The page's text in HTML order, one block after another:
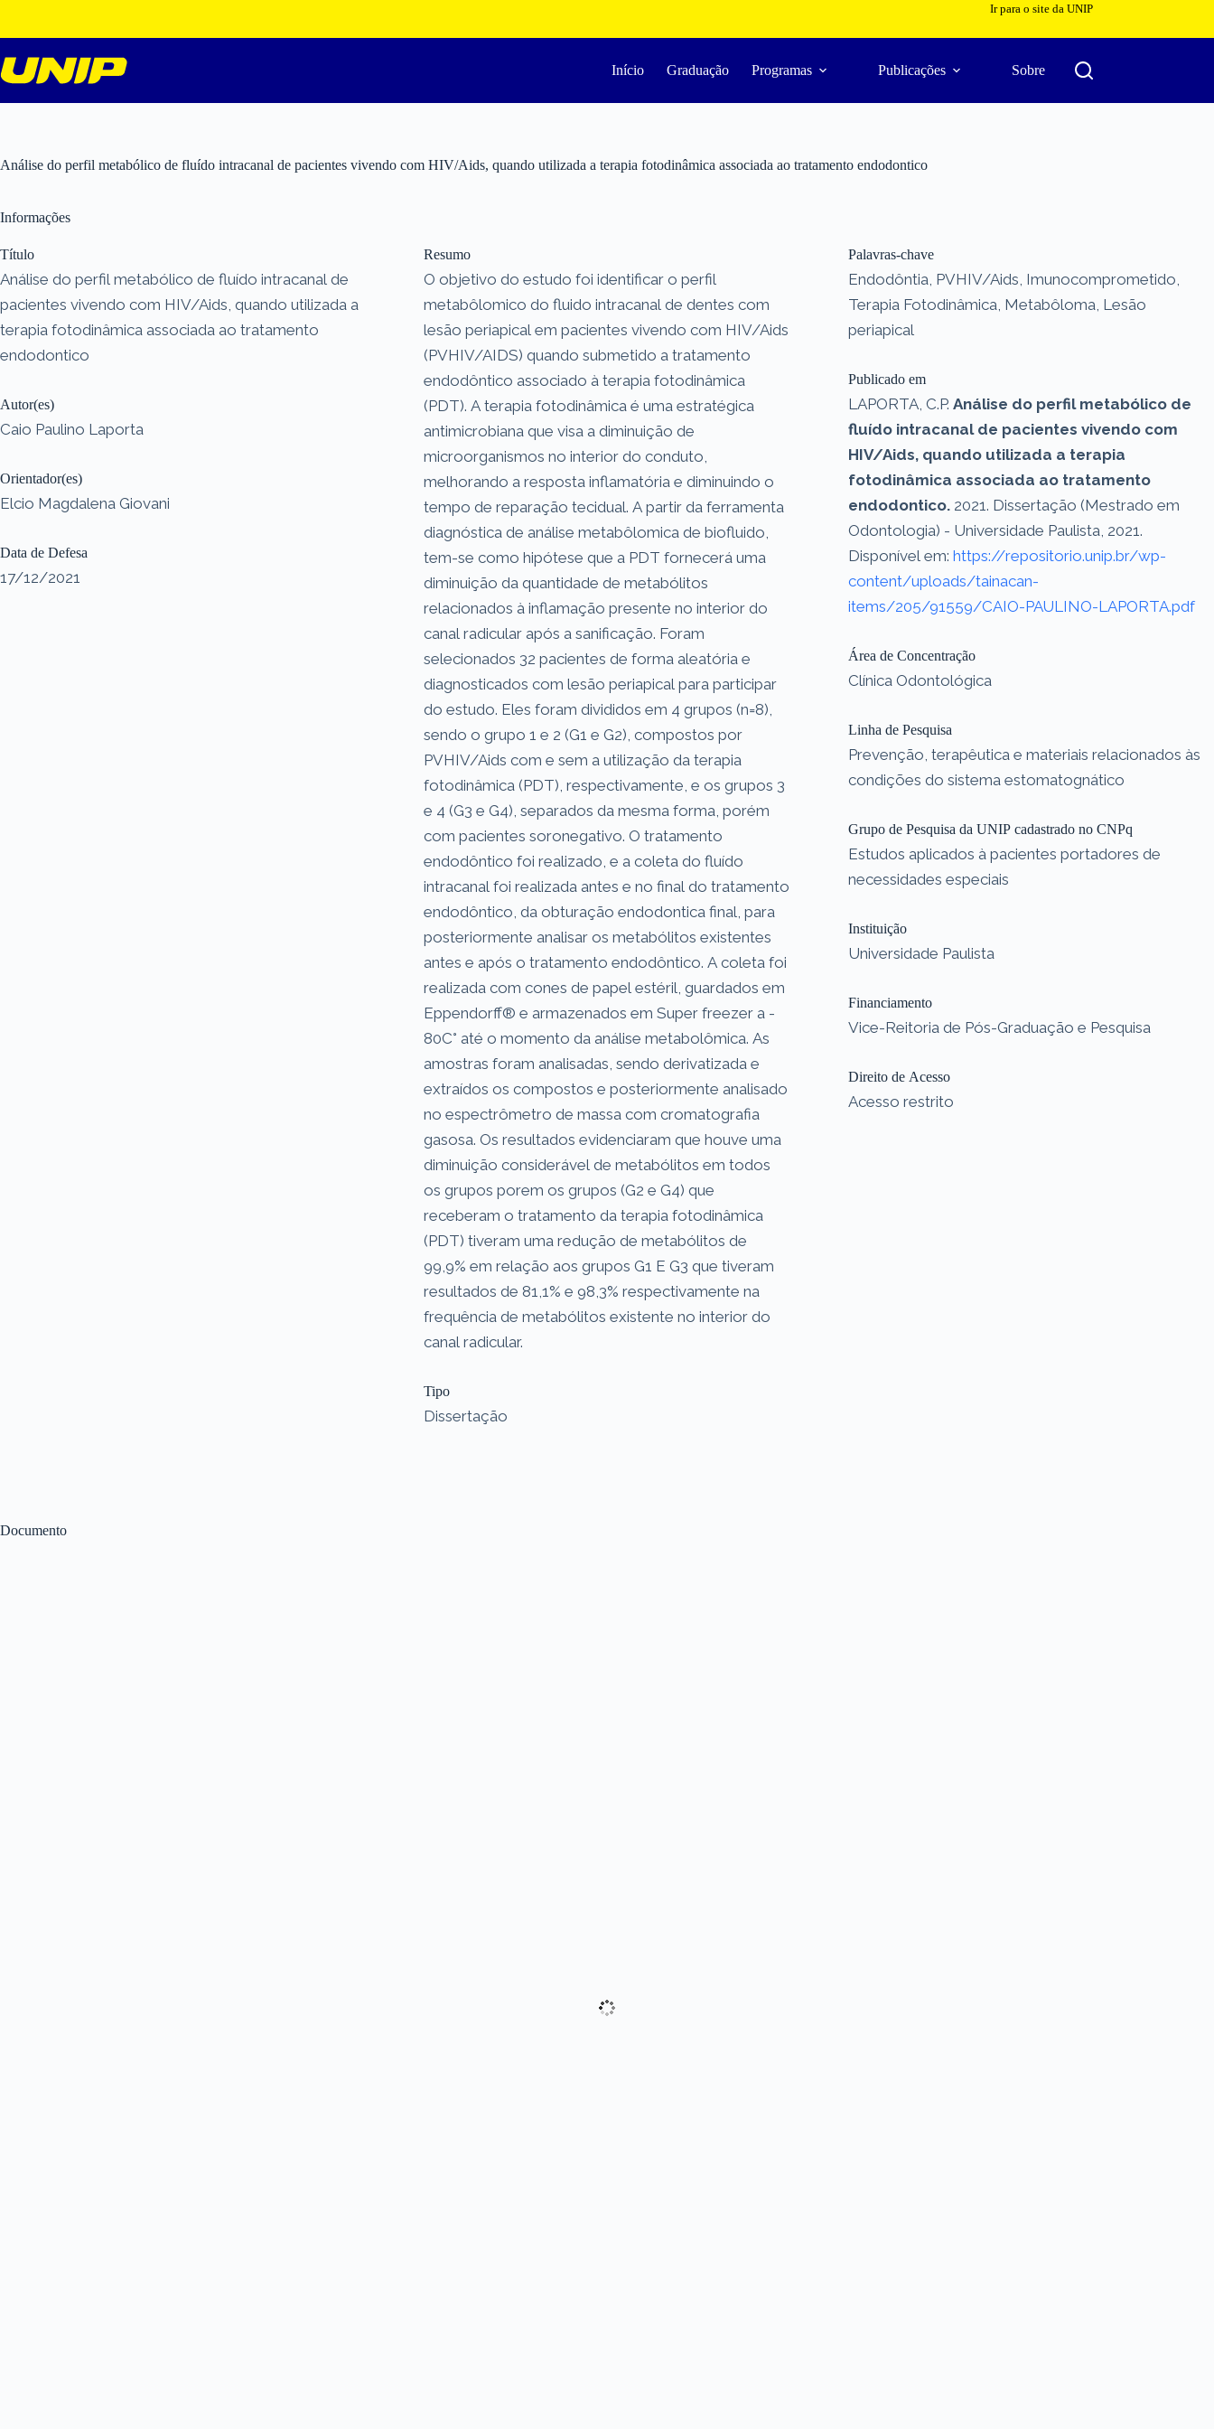
o
conteúdo
Ir para o site da UNIP
Início Graduação Programas Publicações Sobre
Análise do perfil metabólico de fluído intracanal de pacientes vivendo com HIV/Aids, quando utilizada a terapia fotodinâmica associada ao tratamento endodontico
Documento
Informações
Título
Análise do perfil metabólico de fluído intracanal de
pacientes vivendo com HIV/Aids, quando utilizada a
terapia fotodinâmica associada ao tratamento
endodontico
Autor(es)
Caio Paulino Laporta
Orientador(es)
Elcio Magdalena Giovani
Data de Defesa
17/12/2021
Resumo
O objetivo do estudo foi identificar o perfil
metabôlomico do fluido intracanal de dentes com
lesão periapical em pacientes vivendo com HIV/Aids
(PVHIV/AIDS) quando submetido a tratamento
endodôntico associado à terapia fotodinâmica
(PDT). A terapia fotodinâmica é uma estratégica
antimicrobiana que visa a diminuição de
microorganismos no interior do conduto,
melhorando a resposta inflamatória e diminuindo o
tempo de reparação tecidual. A partir da ferramenta
diagnóstica de análise metabôlomica de biofluido,
tem-se como hipótese que a PDT fornecerá uma
diminuição da quantidade de metabólitos
relacionados à inflamação presente no interior do
canal radicular após a sanificação. Foram
selecionados 32 pacientes de forma aleatória e
diagnosticados com lesão periapical para participar
do estudo. Eles foram divididos em 4 grupos (n=8),
sendo o grupo 1 e 2 (G1 e G2), compostos por
PVHIV/Aids com e sem a utilização da terapia
fotodinâmica (PDT), respectivamente, e os grupos 3
e 4 (G3 e G4), separados da mesma forma, porém
com pacientes soronegativo. O tratamento
endodôntico foi realizado, e a coleta do fluído
intracanal foi realizada antes e no final do tratamento
endodôntico, da obturação endodontica final, para
posteriormente analisar os metabólitos existentes
antes e após o tratamento endodôntico. A coleta foi
realizada com cones de papel estéril, guardados em
Eppendorff® e armazenados em Super freezer a -
80C° até o momento da análise metabolômica. As
amostras foram analisadas, sendo derivatizada e
extraídos os compostos e posteriormente analisado
no espectrômetro de massa com cromatografia
gasosa. Os resultados evidenciaram que houve uma
diminuição considerável de metabólitos em todos
os grupos porem os grupos (G2 e G4) que
receberam o tratamento da terapia fotodinâmica
(PDT) tiveram uma redução de metabólitos de
99,9% em relação aos grupos G1 E G3 que tiveram
resultados de 81,1% e 98,3% respectivamente na
frequência de metabólitos existente no interior do
canal radicular.
Tipo
Dissertação
Palavras-chave
Endodôntia, PVHIV/Aids, Imunocomprometido,
Terapia Fotodinâmica, Metabôloma, Lesão
periapical
Publicado em
LAPORTA, C.P. Análise do perfil metabólico de
fluído intracanal de pacientes vivendo com
HIV/Aids, quando utilizada a terapia
fotodinâmica associada ao tratamento
endodontico.2021. Dissertação (Mestrado em
Odontologia) - Universidade Paulista, 2021.
Disponível em: https://repositorio.unip.br/wp-
content/uploads/tainacan-
items/205/91559/CAIO-PAULINO-LAPORTA.pdf
Área de Concentração
Clínica Odontológica
Linha de Pesquisa
Prevenção, terapêutica e materiais relacionados às
condições do sistema estomatognático
Grupo de Pesquisa da UNIP cadastrado no CNPq
Estudos aplicados à pacientes portadores de
necessidades especiais
Instituição
Universidade Paulista
Financiamento
Vice-Reitoria de Pós-Graduação e Pesquisa
Direito de Acesso
Acesso restrito